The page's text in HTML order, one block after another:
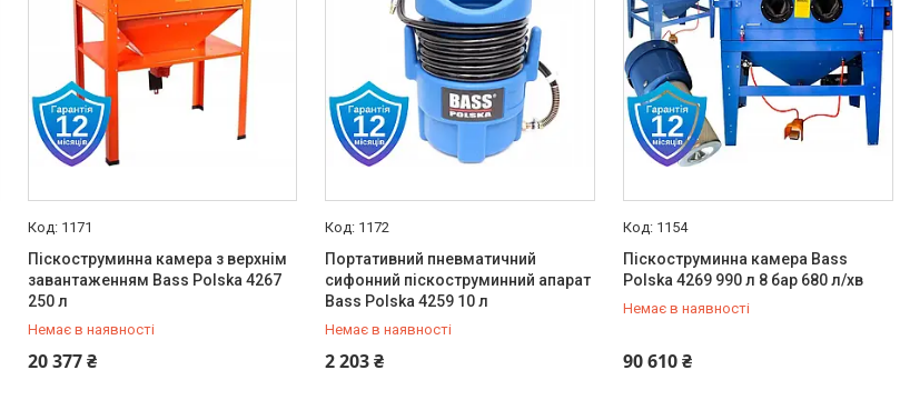
1171
Піскоструминна камера з верхнім
завантаженням Bass Polska 4267
250 л
Немає в наявності
20 377 ₴
+380 (93) 889-02-23
1172
Портативний пневматичний
сифонний піскоструминний апарат
Bass Polska 4259 10 л
Немає в наявності
2 203 ₴
+380 (93) 889-02-23
1154
Піскоструминна камера Bass
Polska 4269 990 л 8 бар 680 л/хв
Немає в наявності
90 610 ₴
+380 (93) 889-02-23